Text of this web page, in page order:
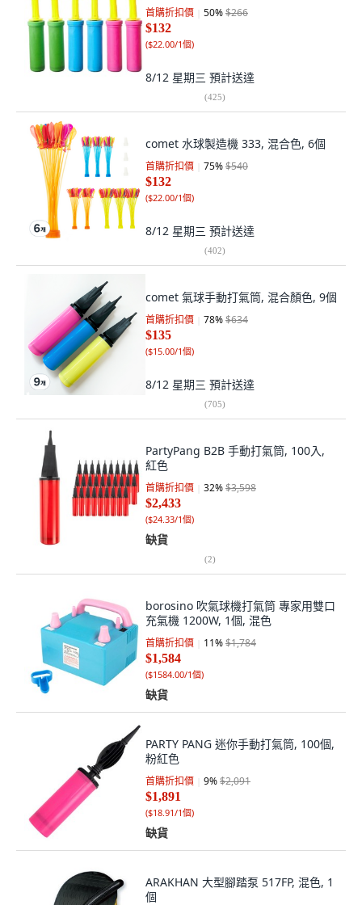
首購折扣價 50%$266
$132
($22.00/1個)
8/12 星期三 預計送達
(425)
comet 水球製造機 333, 混合色, 6個
首購折扣價 75%$540
$132
($22.00/1個)
8/12 星期三 預計送達
(402)
comet 氣球手動打氣筒, 混合顏色, 9個
首購折扣價 78%$634
$135
($15.00/1個)
8/12 星期三 預計送達
(705)
PartyPang B2B 手動打氣筒, 100入,
紅色
首購折扣價 32%$3,598
$2,433
($24.33/1個)
缺貨
(2)
borosino 吹氣球機打氣筒 專家用雙口
充氣機 1200W, 1個, 混色
首購折扣價 11%$1,784
$1,584
($1584.00/1個)
缺貨
PARTY PANG 迷你手動打氣筒, 100個,
粉紅色
首購折扣價 9%$2,091
$1,891
($18.91/1個)
缺貨
ARAKHAN 大型腳踏泵 517FP, 混色, 1
個